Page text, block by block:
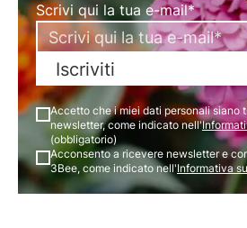
Scrivi qui la tua e-mail*
Iscriviti
Accetto che i miei dati personali siano
newsletter, come indicato nell'
(obbligatorio)
Acconsento a ricevere newsletter e
3Bee, come indicato nell'Informativa